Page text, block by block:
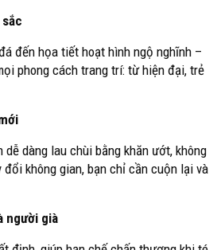
đến họa tiết hoạt hình ngộ nghĩnh –
phong cách trang trí: từ hiện đại, trẻ
dễ dàng lau chùi bằng khăn ướt, không
không gian, bạn chỉ cần cuộn lại và
người già